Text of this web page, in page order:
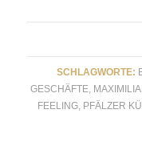
SCHLAGWORTE:
GESCHÄFTE,
FEELING
PFÄLZER